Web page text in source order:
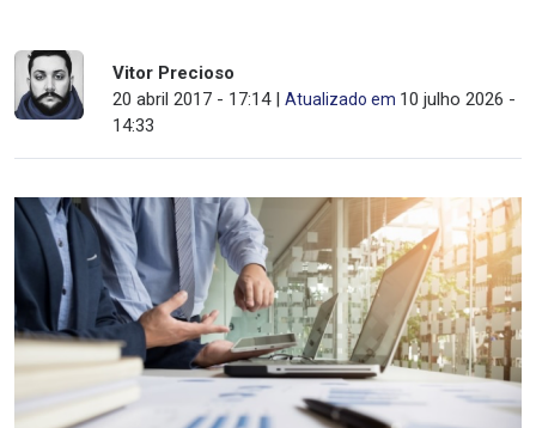
Vitor Precioso
20 abril 2017 - 17:14 |Atualizado em 10 julho 2026 -
14:33